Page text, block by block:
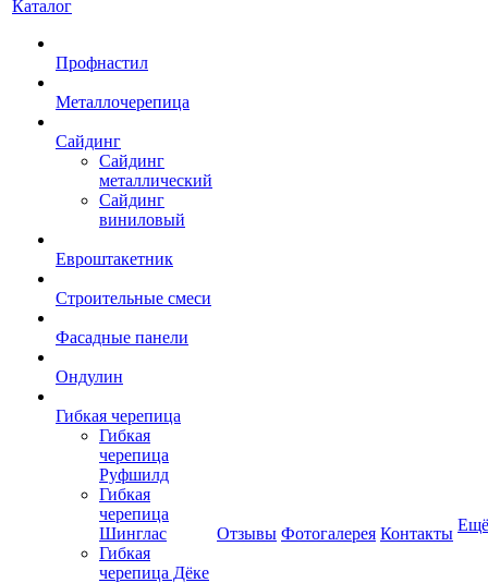
Каталог
Профнастил
Металлочерепица
Сайдинг
Сайдинг
металлический
Сайдинг
виниловый
Евроштакетник
Строительные смеси
Фасадные панели
Ондулин
Гибкая черепица
Гибкая
черепица
Руфшилд
Гибкая
черепица
Шинглас
Гибкая
черепица Дёке
Отзывы Фотогалерея Контакты Ещё